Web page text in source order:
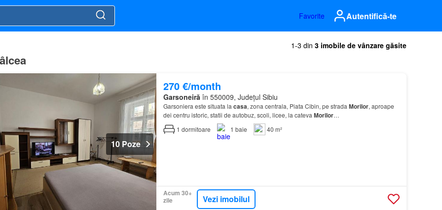
Favorite Autentifică-te
1-3 din 3 imobile de vânzare găsite
10 Poze
270 €/month
Garsoneirăîn 550009, Județul Sibiu
Garsoniera este situata la casa, zona centrala, Piata Cibin, pe strada Morilor, aproape
dei centru istoric, statii de autobuz, scoli, licee, la cateva Morilor…
1 dormitoare 1 baie 40 m²
Acum 30+
zile
Vezi imobilul